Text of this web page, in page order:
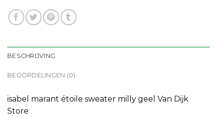
BESCHRIJVING
BEOORDELINGEN (0)
isabel marant étoile sweater milly geel Van Dijk
Store